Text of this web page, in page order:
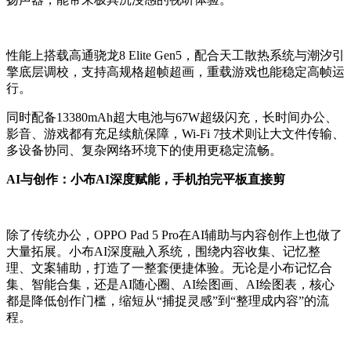
性能上搭载高通骁龙8 Elite Gen5，配合天工散热系统与潮汐引
擎底层调校，支持高规格超帧超画，重载游戏也能稳定高帧运
行。
同时配备13380mAh超大电池与67W超级闪充，长时间办公、
影音、游戏都有充足续航保障，Wi-Fi 7技术则让大文件传输、
多设备协同、复杂网络环境下的使用更稳定流畅。
AI与创作：小布AI深度赋能，手机拍完平板直接剪
除了传统办公，OPPO Pad 5 Pro在AI辅助与内容创作上也做了
大量拓展。小布AI深度融入系统，围绕内容收集、记忆整
理、文案辅助，打造了一整套便捷体验。无论是小布记忆合
集、智能合集，还是AI随心圈、AI绘图画、AI绘图表，核心
都是降低创作门槛，缩短从“捕捉灵感”到“整理成内容”的流
程。